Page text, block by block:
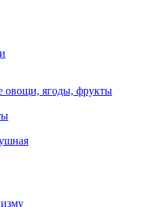
овощи, ягоды, фрукты